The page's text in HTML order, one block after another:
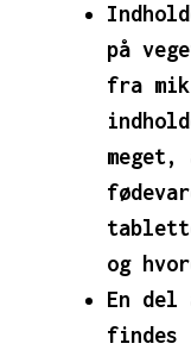
på
fra
og
En del
findes